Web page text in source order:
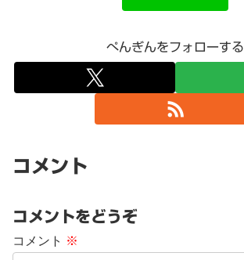
ぺんぎんをフォローする
コメント
コメントをどうぞ
コメント ※